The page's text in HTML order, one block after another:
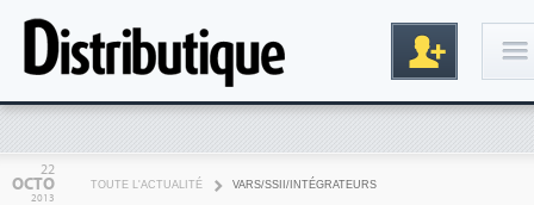
22
OCTO
2013
TOUTE L'ACTUALITÉ VARS/SSII/INTÉGRATEURS